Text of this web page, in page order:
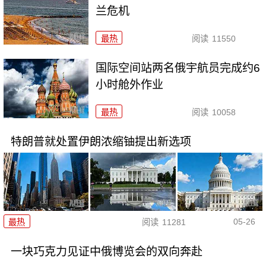
兰危机
最热 阅读 11550
国际空间站两名俄宇航员完成约6
小时舱外作业
最热 阅读 10058
特朗普就处置伊朗浓缩铀提出新选项
最热 阅读 11281 05-26
一块巧克力见证中俄博览会的双向奔赴